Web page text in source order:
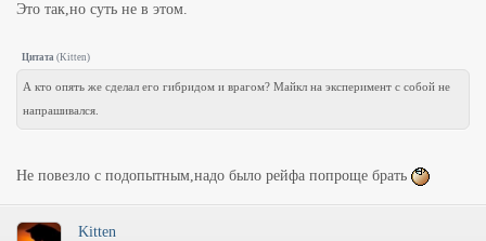
Это так,но суть не в этом.
Цитата (Kitten)
А кто опять же сделал его гибридом и врагом? Майкл на эксперимент с собой не
напрашивался.
Не повезло с подопытным,надо было рейфа попроще брать
Kitten